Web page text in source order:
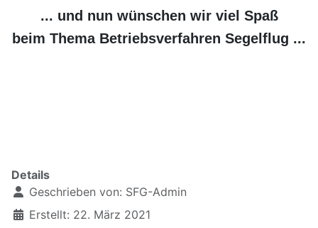
... und nun wünschen wir viel Spaß
beim Thema Betriebsverfahren Segelflug ...
Details
Geschrieben von: SFG-Admin
Erstellt: 22. März 2021